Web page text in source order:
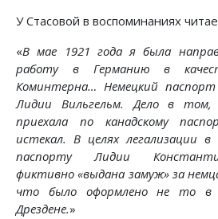
У Стасовой в воспоминаниях
«В мае 1921 года я была
работу в Германию в
Коминтерна… Немецкий
Лидии Вильгельм. Дело в
приехала по канадскому
истекал. В целях легализации
паспорту Лидии
фиктивно «выдана замуж» за
что было оформлено не то
Дрездене.»